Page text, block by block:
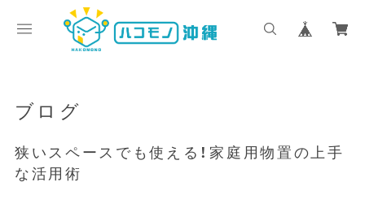
ブログ
狭いスペースでも使える！家庭用物置の上手
な活用術